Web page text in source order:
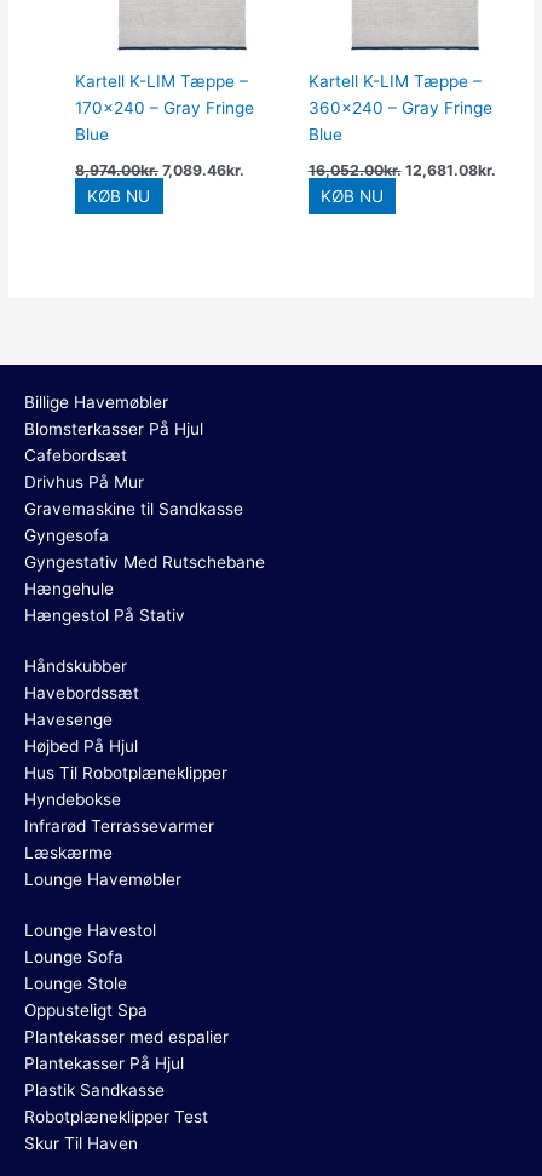
Kartell K-LIM Tæppe –
170×240 – Gray Fringe
Blue
8,974.00kr. 7,089.46kr.
KØB NU
Kartell K-LIM Tæppe –
360×240 – Gray Fringe
Blue
16,052.00kr. 12,681.08kr.
KØB NU
Billige Havemøbler
Blomsterkasser På Hjul
Cafebordsæt
Drivhus På Mur
Gravemaskine til Sandkasse
Gyngesofa
Gyngestativ Med Rutschebane
Hængehule
Hængestol På Stativ
Håndskubber
Havebordssæt
Havesenge
Højbed På Hjul
Hus Til Robotplæneklipper
Hyndebokse
Infrarød Terrassevarmer
Læskærme
Lounge Havemøbler
Lounge Havestol
Lounge Sofa
Lounge Stole
Oppusteligt Spa
Plantekasser med espalier
Plantekasser På Hjul
Plastik Sandkasse
Robotplæneklipper Test
Skur Til Haven